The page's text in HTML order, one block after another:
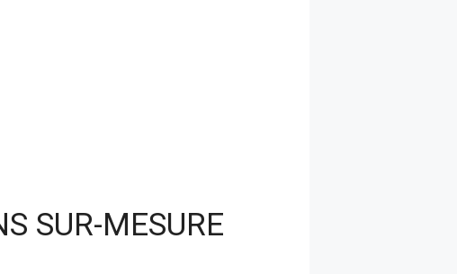
SUR-MESURE